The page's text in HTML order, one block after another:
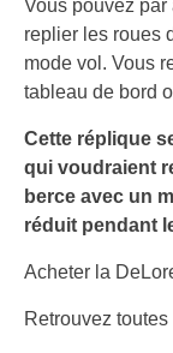
Vous pouvez
replier les roues
mode vol. Vous
tableau de bord
Cette réplique
qui voudraient
berce avec un
réduit pendant
Acheter la
Retrouvez